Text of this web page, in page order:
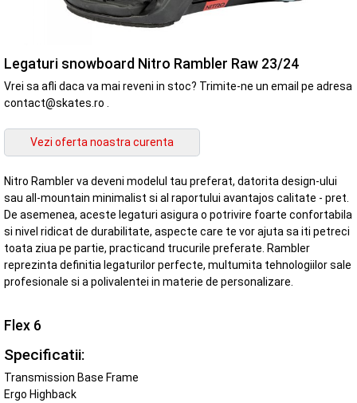
Legaturi snowboard Nitro Rambler Raw 23/24
Vrei sa afli daca va mai reveni in stoc? Trimite-ne un email pe adresa
contact@skates.ro .
Nitro Rambler va deveni modelul tau preferat, datorita design-ului
sau all-mountain minimalist si al raportului avantajos calitate - pret.
De asemenea, aceste legaturi asigura o potrivire foarte confortabila
si nivel ridicat de durabilitate, aspecte care te vor ajuta sa iti petreci
toata ziua pe partie, practicand trucurile preferate. Rambler
reprezinta definitia legaturilor perfecte, multumita tehnologiilor sale
profesionale si a polivalentei in materie de personalizare.
Flex 6
Specificatii:
Transmission Base Frame
Ergo Highback